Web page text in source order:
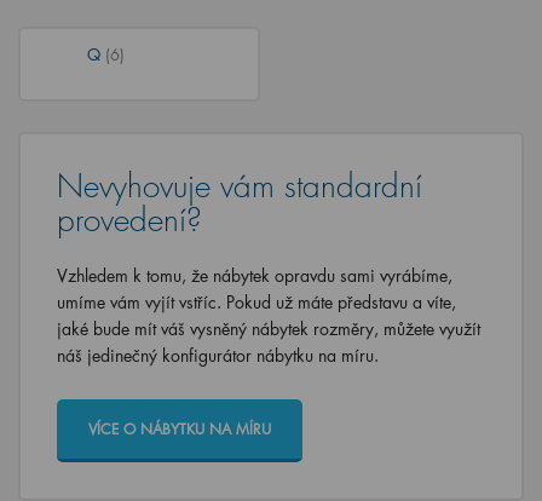
Q (6)
Nevyhovuje vám standardní
provedení?
Vzhledem k tomu, že nábytek opravdu sami vyrábíme,
umíme vám vyjít vstříc. Pokud už máte představu a víte,
jaké bude mít váš vysněný nábytek rozměry, můžete využít
náš jedinečný konfigurátor nábytku na míru.
VÍCE O NÁBYTKU NA MÍRU